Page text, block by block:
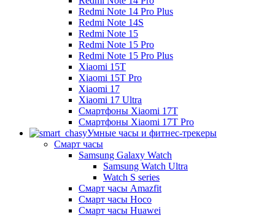
Redmi Note 14 Pro Plus
Redmi Note 14S
Redmi Note 15
Redmi Note 15 Pro
Redmi Note 15 Pro Plus
Xiaomi 15T
Xiaomi 15T Pro
Xiaomi 17
Xiaomi 17 Ultra
Смартфоны Xiaomi 17Т
Смартфоны Xiaomi 17Т Pro
Умные часы и фитнес-трекеры
Смарт часы
Samsung Galaxy Watch
Samsung Watch Ultra
Watch S series
Смарт часы Amazfit
Смарт часы Hoco
Смарт часы Huawei